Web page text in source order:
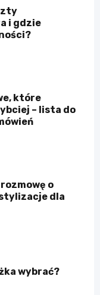
i gdzie
które
– lista do
o
dla
wybrać?